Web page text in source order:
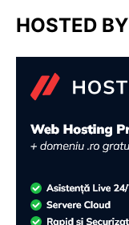
HOSTED BY